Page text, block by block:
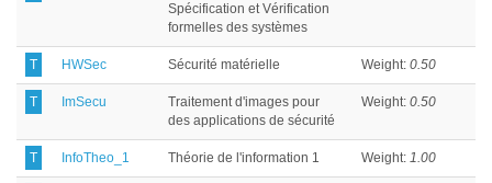
Spécification et Vérification
formelles des systèmes
T HWSec Sécurité matérielle Weight: 0.50
T ImSecu
Traitement d'images pour
des applications de sécurité
Weight: 0.50
T InfoTheo_1 Théorie de l'information 1 Weight: 1.00